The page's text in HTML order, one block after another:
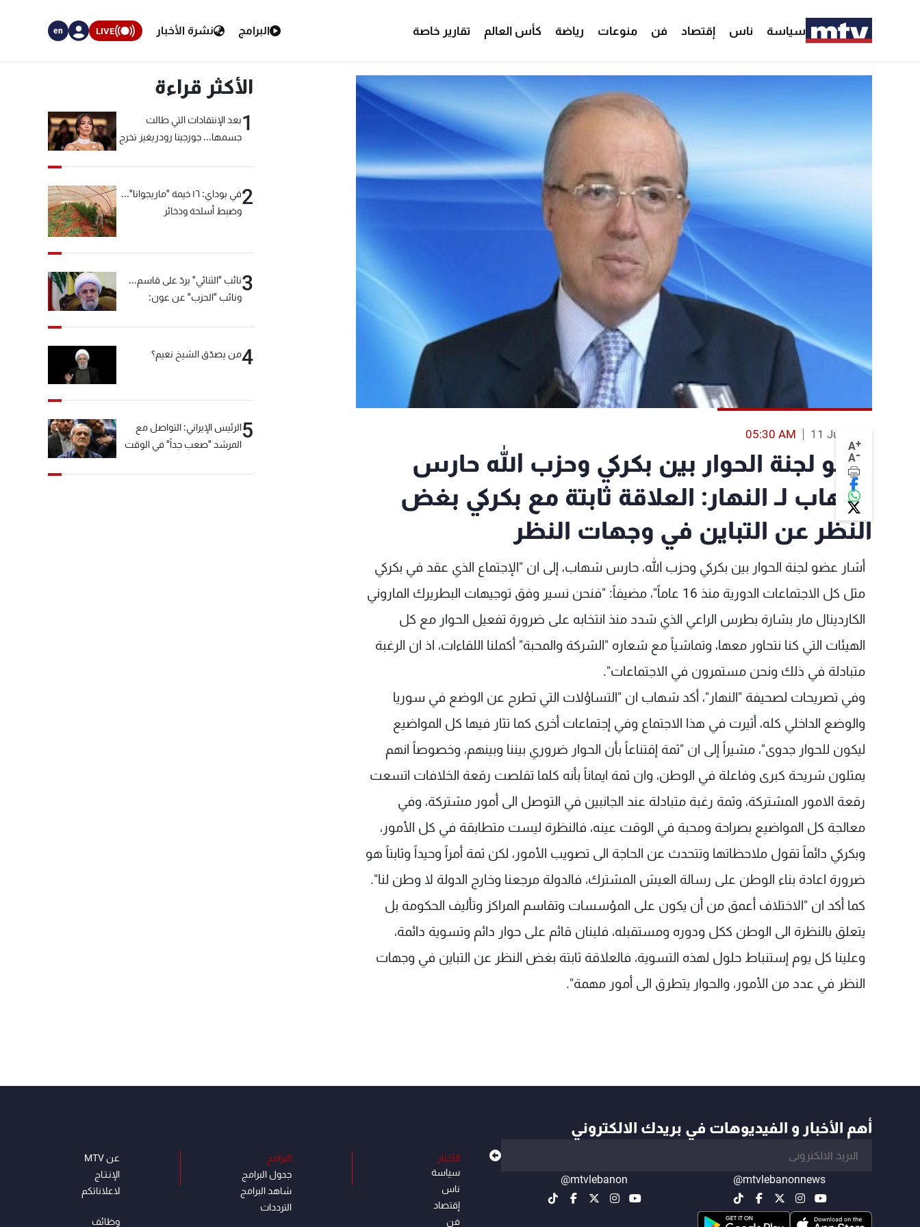
سياسة ناس إقتصاد فن منوعات رياضة كأس العالم تقارير خاصة البرامج نشرة الأخبار LIVE
en
A+
A-
11 Jul 2013
05:30 AM
عضو لجنة الحوار بين بكركي وحزب الله حارس
شهاب لـ النهار: العلاقة ثابتة مع بكركي بغض
النظر عن التباين في وجهات النظر
أشار عضو لجنة الحوار بين بكركي وحزب الله، حارس شهاب، إلى ان "الإجتماع الذي عقد في بكركي
مثل كل الاجتماعات الدورية منذ 16 عاماً"، مضيفاً: "فنحن نسير وفق توجيهات البطريرك الماروني
الكاردينال مار بشارة بطرس الراعي الذي شدد منذ انتخابه على ضرورة تفعيل الحوار مع كل
الهيئات التي كنا نتحاور معها، وتماشياً مع شعاره "الشركة والمحبة" أكملنا اللقاءات، اذ ان الرغبة
متبادلة في ذلك ونحن مستمرون في الاجتماعات".
وفي تصريحات لصحيفة "النهار"، أكد شهاب ان "التساؤلات التي تطرح عن الوضع في سوريا
والوضع الداخلي كله، أثيرت في هذا الاجتماع وفي إجتماعات أخرى كما تثار فيها كل المواضيع
ليكون للحوار جدوى"، مشيراً إلى ان "ثمة إقتناعاً بأن الحوار ضروري بيننا وبينهم، وخصوصاً انهم
يمثلون شريحة كبرى وفاعلة في الوطن، وان ثمة ايماناً بأنه كلما تقلصت رقعة الخلافات اتسعت
رقعة الامور المشتركة، وثمة رغبة متبادلة عند الجانبين في التوصل الى أمور مشتركة، وفي
معالجة كل المواضيع بصراحة ومحبة في الوقت عينه، فالنظرة ليست متطابقة في كل الأمور،
وبكركي دائماً تقول ملاحظاتها وتتحدث عن الحاجة الى تصويب الأمور، لكن ثمة أمراً وحيداً وثابتاً هو
ضرورة اعادة بناء الوطن على رسالة العيش المشترك، فالدولة مرجعنا وخارج الدولة لا وطن لنا".
كما أكد ان "الاختلاف أعمق من أن يكون على المؤسسات وتقاسم المراكز وتأليف الحكومة بل
يتعلق بالنظرة الى الوطن ككل ودوره ومستقبله، فلبنان قائم على حوار دائم وتسوية دائمة،
وعلينا كل يوم إستنباط حلول لهذه التسوية، فالعلاقة ثابتة بغض النظر عن التباين في وجهات
النظر في عدد من الأمور، والحوار يتطرق الى أمور مهمة".
الأكثر قراءة
1بعد الإنتقادات التي طالت
جسمها... جورجينا رودريغيز تخرج
2
في بوداي: ١٦ خيمة "ماريجوانا"...
وضبط أسلحة وذخائر
3نائب "الثنائي" يردّ على قاسم...
ونائب "الحزب" عن عون:
4من يصدّق الشيخ نعيم؟
5الرئيس الإيراني: التواصل مع
المرشد "صعب جداً" في الوقت
أهم الأخبار و الفيديوهات في بريدك الالكتروني
@mtvlebanonnews
@mtvlebanon
الأخبار
سياسة
ناس
إقتصاد
فن
البرامج
جدول البرامج
شاهد البرامج
الترددات
عن MTV
الإنـتـاج
لاعلاناتكم
وظائف